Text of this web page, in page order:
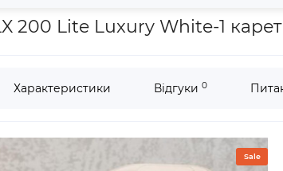
200 Lite Luxury White-1
Характеристики Відгуки 0
Sale